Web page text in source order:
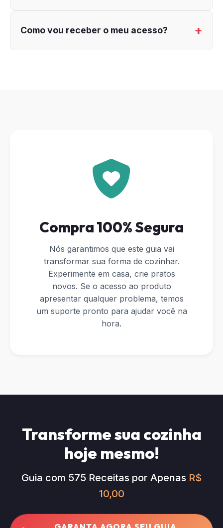
Como vou receber o meu acesso?
Compra 100% Segura
Nós garantimos que este guia vai
transformar sua forma de cozinhar.
Experimente em casa, crie pratos
novos. Se o acesso ao produto
apresentar qualquer problema, temos
um suporte pronto para ajudar você na
hora.
Transforme sua cozinha
hoje mesmo!
Guia com 575 Receitas por Apenas R$
10,00